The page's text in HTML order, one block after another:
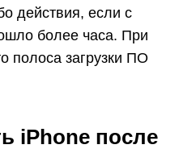
действия, если с
более часа. При
полоса загрузки ПО
iPhone после